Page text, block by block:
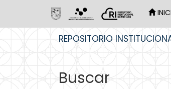
REPOSITORIO
Buscar